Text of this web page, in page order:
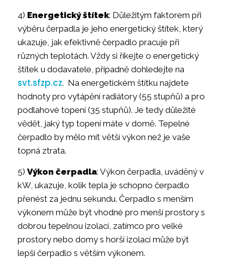
4) Energetický štítek: Důležitým faktorem při
výběru čerpadla je jeho energetický štítek, který
ukazuje, jak efektivně čerpadlo pracuje při
různých teplotách. Vždy si říkejte o energetický
štítek u dodavatele, případně dohledejte na
svt.sfzp.cz. Na energetickém štítku najdete
hodnoty pro vytápění radiátory (55 stupňů) a pro
podlahové topení (35 stupňů). Je tedy důležité
vědět, jaký typ topení máte v domě. Tepelné
čerpadlo by mělo mít větší výkon než je vaše
topná ztrata.
5) Výkon čerpadla: Výkon čerpadla, uváděný v
kW, ukazuje, kolik tepla je schopno čerpadlo
přenést za jednu sekundu. Čerpadlo s menším
výkonem může být vhodné pro menší prostory s
dobrou tepelnou izolací, zatímco pro velké
prostory nebo domy s horší izolací může být
lepší čerpadlo s větším výkonem.